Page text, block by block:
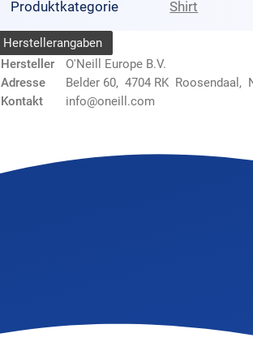
Produktkategorie Shirt
Herstellerangaben
Hersteller
O'Neill Europe B.V.
Adresse
Belder 60, 4704 RK Roosendaal,
Kontakt
info@oneill.com